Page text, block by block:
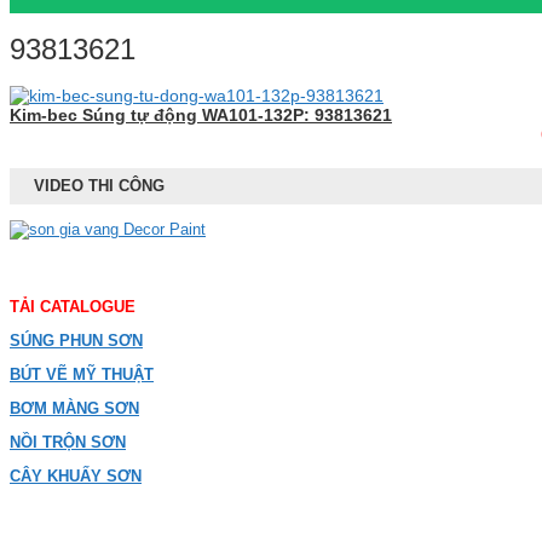
93813621
Kim-bec Súng tự động WA101-132P: 93813621
VIDEO THI CÔNG
TẢI CATALOGUE
SÚNG PHUN SƠN
BÚT VẼ MỸ THUẬT
BƠM MÀNG SƠN
NỒI TRỘN SƠN
CÂY KHUẤY SƠN